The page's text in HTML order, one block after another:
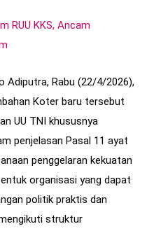
RUU KKS, Ancam
Adiputra, Rabu (22/4/2026),
Koter baru tersebut
UU TNI khususnya
penjelasan Pasal 11 ayat
penggelaran kekuatan
organisasi yang dapat
politik praktis dan
struktur